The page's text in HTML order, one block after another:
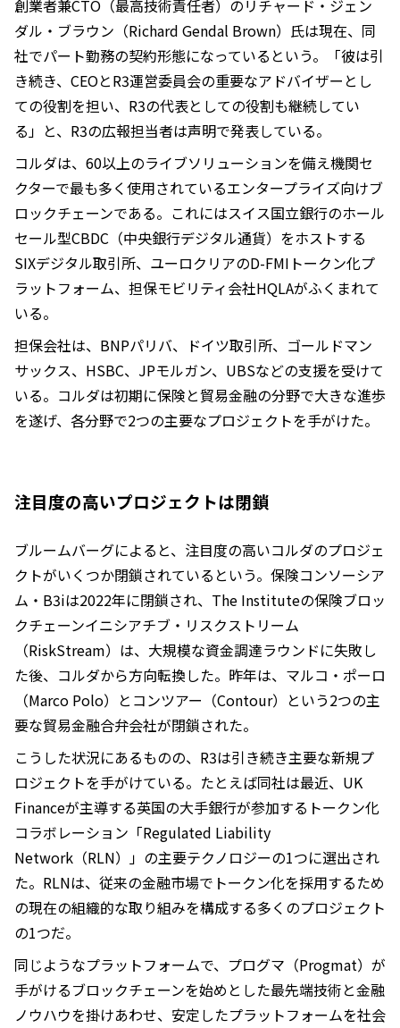
創業者兼CTO（最高技術責任者）のリチャード・ジェン
ダル・ブラウン（Richard Gendal Brown）氏は現在、同
社でパート勤務の契約形態になっているという。「彼は引
き続き、CEOとR3運営委員会の重要なアドバイザーとし
ての役割を担い、R3の代表としての役割も継続してい
る」と、R3の広報担当者は声明で発表している。
コルダは、60以上のライブソリューションを備え機関セ
クターで最も多く使用されているエンタープライズ向けブ
ロックチェーンである。これにはスイス国立銀行のホール
セール型CBDC（中央銀行デジタル通貨）をホストする
SIXデジタル取引所、ユーロクリアのD-FMIトークン化プ
ラットフォーム、担保モビリティ会社HQLAがふくまれて
いる。
担保会社は、BNPパリバ、ドイツ取引所、ゴールドマン
サックス、HSBC、JPモルガン、UBSなどの支援を受けて
いる。コルダは初期に保険と貿易金融の分野で大きな進歩
を遂げ、各分野で2つの主要なプロジェクトを手がけた。
注目度の高いプロジェクトは閉鎖
ブルームバーグによると、注目度の高いコルダのプロジェ
クトがいくつか閉鎖されているという。保険コンソーシア
ム・B3iは2022年に閉鎖され、The Instituteの保険ブロッ
クチェーンイニシアチブ・リスクストリーム
（RiskStream）は、大規模な資金調達ラウンドに失敗し
た後、コルダから方向転換した。昨年は、マルコ・ポーロ
（Marco Polo）とコンツアー（Contour）という2つの主
要な貿易金融合弁会社が閉鎖された。
こうした状況にあるものの、R3は引き続き主要な新規プ
ロジェクトを手がけている。たとえば同社は最近、UK
Financeが主導する英国の大手銀行が参加するトークン化
コラボレーション「Regulated Liability
Network（RLN）」の主要テクノロジーの1つに選出され
た。RLNは、従来の金融市場でトークン化を採用するため
の現在の組織的な取り組みを構成する多くのプロジェクト
の1つだ。
同じようなプラットフォームで、プログマ（Progmat）が
手がけるブロックチェーンを始めとした最先端技術と金融
ノウハウを掛けあわせ、安定したプラットフォームを社会